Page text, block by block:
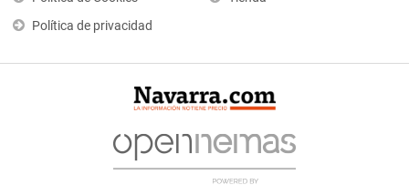
Política de privacidad